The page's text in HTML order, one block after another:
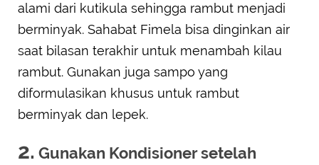
alami dari kutikula sehingga rambut menjadi
berminyak. Sahabat Fimela bisa dinginkan air
saat bilasan terakhir untuk menambah kilau
rambut. Gunakan juga sampo yang
diformulasikan khusus untuk rambut
berminyak dan lepek.
2. Gunakan Kondisioner setelah